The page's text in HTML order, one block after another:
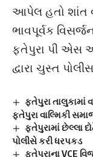
આપેલ હતો શાંત
ભાવપૂર્વક
ફતેપુરા પી એસ
દ્વારા ચુસ્ત
ફતેપુરા તાલુકામાં
ફતેપુરા વાલ્મિકી
ફતેપુરામાં છેલ્લા
પોલીસે કરી ધરપકડ
ફતેપુરાના VCE